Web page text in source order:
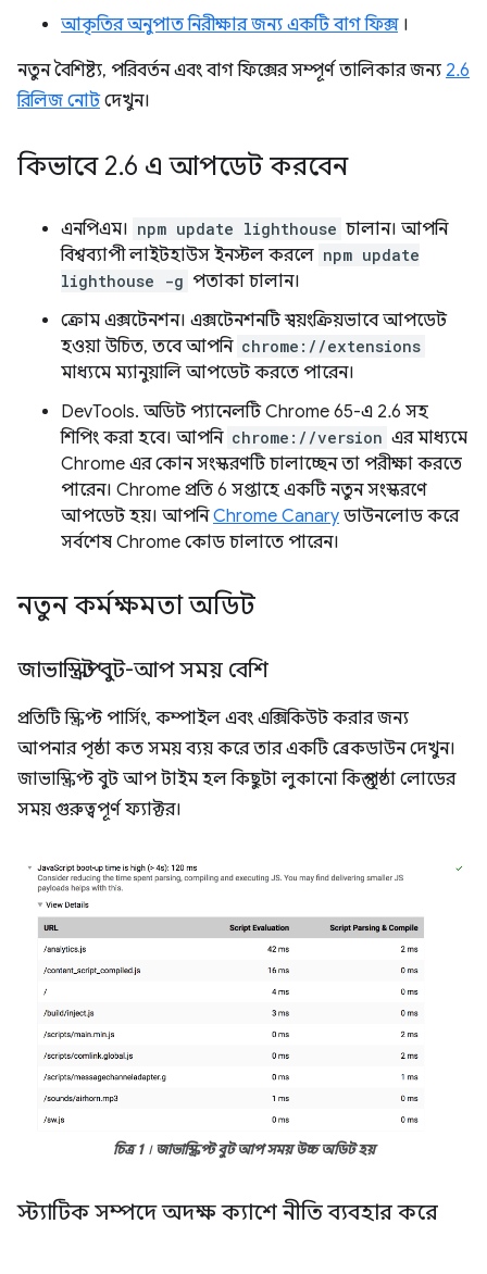
আকৃতির অনুপাত নিরীক্ষার জন্য একটি বাগ ফিক্স।
নতুন বৈশিষ্ট্য, পরিবর্তন এবং বাগ ফিক্সের সম্পূর্ণ তালিকার জন্য 2.6
রিলিজ নোটদেখুন।
কিভাবে 2.6 এ আপডেট করবেন
এনপিএম। npm update lighthouse চালান। আপনি
বিশ্বব্যাপী লাইটহাউস ইনস্টল করলে npm update
lighthouse -g পতাকা চালান।
ক্রোম এক্সটেনশন। এক্সটেনশনটি স্বয়ংক্রিয়ভাবে আপডেট
হওয়া উচিত, তবে আপনি chrome://extensions
মাধ্যমে ম্যানুয়ালি আপডেট করতে পারেন।
DevTools. অডিট প্যানেলটি Chrome 65-এ 2.6 সহ
শিপিং করা হবে। আপনি chrome://version এর মাধ্যমে
Chrome এর কোন সংস্করণটি চালাচ্ছেন তা পরীক্ষা করতে
পারেন। Chrome প্রতি 6 সপ্তাহে একটি নতুন সংস্করণে
আপডেট হয়। আপনিChrome Canary ডাউনলোড করে
সর্বশেষ Chrome কোড চালাতে পারেন।
নতুন কর্মক্ষমতা অডিট
জাভাস্ক্রিপ্ট বুট-আপ সময় বেশি
প্রতিটি স্ক্রিপ্ট পার্সিং, কম্পাইল এবং এক্সিকিউট করার জন্য
আপনার পৃষ্ঠা কত সময় ব্যয় করে তার একটি ব্রেকডাউন দেখুন।
জাভাস্ক্রিপ্ট বুট আপ টাইম হল কিছুটা লুকানো কিন্তু পৃষ্ঠা লোডের
সময় গুরুত্বপূর্ণ ফ্যাক্টর।
চিত্র 1।জাভাস্ক্রিপ্ট বুট আপ সময় উচ্চ অডিট হয়
স্ট্যাটিক সম্পদে অদক্ষ ক্যাশে নীতি ব্যবহার করে